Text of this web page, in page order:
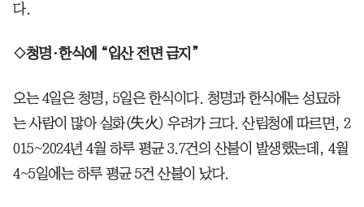
다.
◇청명·한식에 “입산 전면 금지”
오는 4일은 청명, 5일은 한식이다. 청명과 한식에는 성묘하
는 사람이 많아 실화(失火) 우려가 크다. 산림청에 따르면, 2
015~2024년 4월 하루 평균 3.7건의 산불이 발생했는데, 4월
4~5일에는 하루 평균 5건 산불이 났다.